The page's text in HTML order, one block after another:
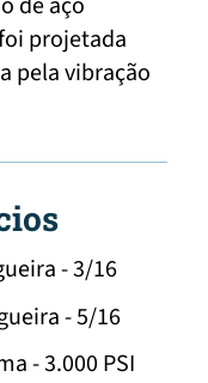
projetada
pela vibração
- 3/16
- 5/16
- 3.000 PSI